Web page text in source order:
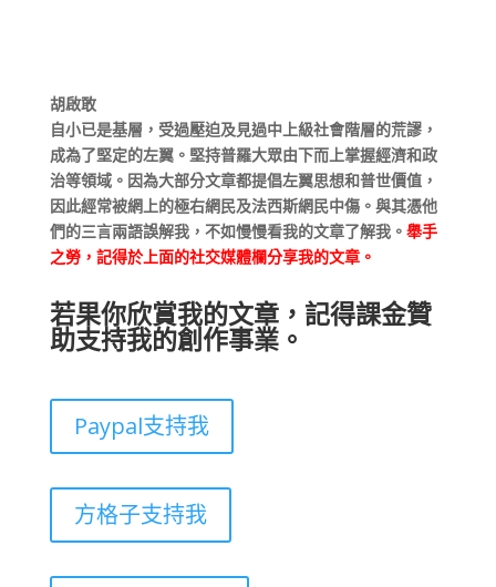
胡啟敢
自小已是基層，受過壓迫及見過中上級社會階層的荒謬，
成為了堅定的左翼。堅持普羅大眾由下而上掌握經濟和政
治等領域。因為大部分文章都提倡左翼思想和普世價值，
因此經常被網上的極右網民及法西斯網民中傷。與其憑他
們的三言兩語誤解我，不如慢慢看我的文章了解我。 舉手
之勞，記得於上面的社交媒體欄分享我的文章。
若果你欣賞我的文章，記得課金贊
助支持我的創作事業。
Paypal支持我
方格子支持我